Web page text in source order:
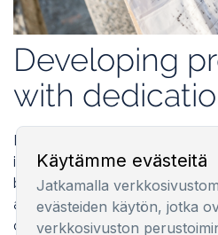
Käytämme evästeitä
Jatkamalla
evästeiden käytön, jotka
verkkosivuston
Developing
with
importance to Estmak Capital.
based on the latest
and construction, and the
complexes we create form